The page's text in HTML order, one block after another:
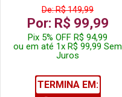
De: R$ 149,99
Por: R$ 99,99
Pix 5% OFF R$ 94,99
ou em até 1x R$ 99,99 Sem
Juros
TERMINA EM: